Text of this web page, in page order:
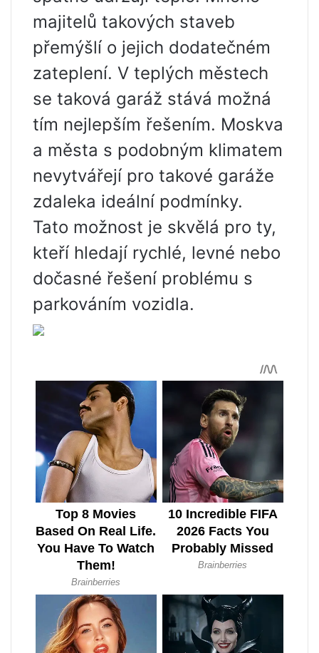
majitelů takových staveb
přemýšlí o jejich dodatečném
zateplení. V teplých městech
se taková garáž stává možná
tím nejlepším řešením. Moskva
a města s podobným klimatem
nevytvářejí pro takové garáže
zdaleka ideální podmínky.
Tato možnost je skvělá pro ty,
kteří hledají rychlé, levné nebo
dočasné řešení problému s
parkováním vozidla.